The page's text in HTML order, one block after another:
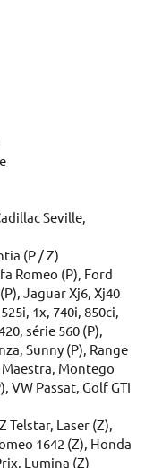
Seville,
(P / Z)
Romeo (P), Ford
Jaguar Xj6, Xj40
1x, 740i, 850ci,
série 560 (P),
Sunny (P), Range
Maestra, Montego
VW Passat, Golf GTI
Telstar, Laser (Z),
1642 (Z), Honda
Lumina (Z)